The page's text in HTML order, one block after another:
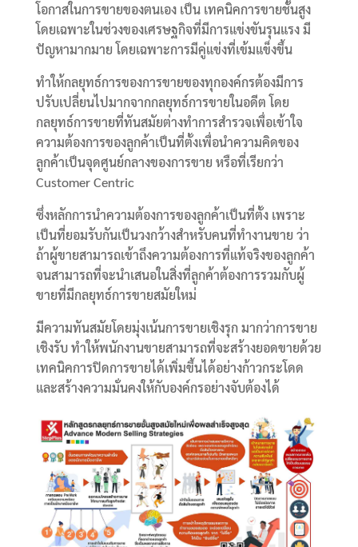
โอกาสในการขายของตนเอง เป็น เทคนิคการขายชั้นสูง
โดยเฉพาะในช่วงของเศรษฐกิจที่มีการแข่งขันรุนแรง มี
ปัญหามากมาย โดยเฉพาะการมีคู่แข่งที่เข้มแข็งขึ้น
ทำให้กลยุทธ์การของการขายของทุกองค์กรต้องมีการ
ปรับเปลี่ยนไปมากจากกลยุทธ์การขายในอดีต โดย
กลยุทธ์การขายที่ทันสมัยต่างทำการสำรวจเพื่อเข้าใจ
ความต้องการของลูกค้าเป็นที่ตั้งเพื่อนำความคิดของ
ลูกค้าเป็นจุดศูนย์กลางของการขาย หรือที่เรียกว่า
Customer Centric
ซึ่งหลักการนำความต้องการของลูกค้าเป็นที่ตั้ง เพราะ
เป็นที่ยอมรับกันเป็นวงกว้างสำหรับคนที่ทำงานขาย ว่า
ถ้าผู้ขายสามารถเข้าถึงความต้องการที่แท้จริงของลูกค้า
จนสามารถที่จะนำเสนอในสิ่งที่ลูกค้าต้องการรวมกับผู้
ขายที่มีกลยุทธ์การขายสมัยใหม่
มีความทันสมัยโดยมุ่งเน้นการขายเชิงรุก มากว่าการขาย
เชิงรับ ทำให้พนักงานขายสามารถที่จะสร้างยอดขายด้วย
เทคนิคการปิดการขายได้เพิ่มขึ้นได้อย่างก้าวกระโดด
และสร้างความมั่นคงให้กับองค์กรอย่างจับต้องได้